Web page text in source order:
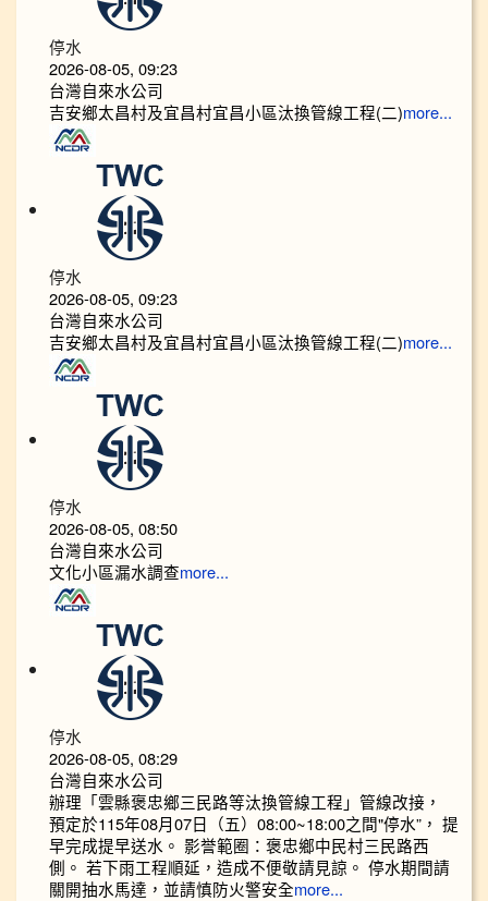
停水
2026-08-05, 09:23
台灣自來水公司
吉安鄉太昌村及宜昌村宜昌小區汰換管線工程(二)more...
停水
2026-08-05, 09:23
台灣自來水公司
吉安鄉太昌村及宜昌村宜昌小區汰換管線工程(二)more...
停水
2026-08-05, 08:50
台灣自來水公司
文化小區漏水調查more...
停水
2026-08-05, 08:29
台灣自來水公司
辦理「雲縣褒忠鄉三民路等汰換管線工程」管線改接，
預定於115年08月07日（五）08:00~18:00之間"停水”， 提
早完成提早送水。 影誉範圈：褒忠鄉中民村三民路西
側。 若下雨工程順延，造成不便敬請見諒。 停水期間請
關開抽水馬達，並請慎防火警安全more...